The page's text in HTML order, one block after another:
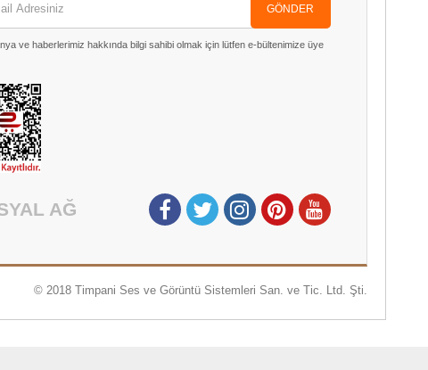
GÖNDER
ve haberlerimiz hakkında bilgi sahibi olmak için lütfen e-bültenimize üye
AĞ
© 2018 Timpani Ses ve Görüntü Sistemleri San. ve Tic. Ltd. Şti.